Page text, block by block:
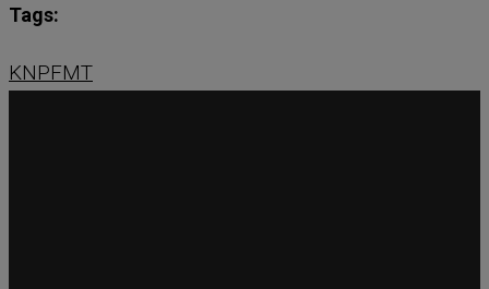
Tags:
KNPFMT